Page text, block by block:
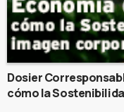
Dosier
cómo la